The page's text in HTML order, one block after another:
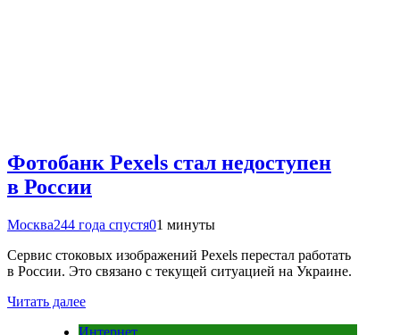
Фотобанк Pexels стал недоступен
в России
Москва244 года спустя01 минуты
Сервис стоковых изображений Pexels перестал работать
в России. Это связано с текущей ситуацией на Украине.
Читать далее
Интернет